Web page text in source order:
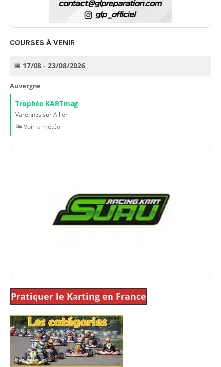
COURSES À VENIR
📅 17/08 - 23/08/2026
Auvergne
Trophée KARTmag
Varennes sur Allier
🌤️ Voir la météo
Pratiquer le Karting en France